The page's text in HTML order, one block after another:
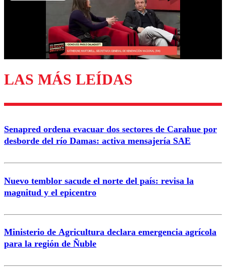
Enviar comentario
LAS MÁS LEÍDAS
Senapred ordena evacuar dos sectores de Carahue por
desborde del río Damas: activa mensajería SAE
Nuevo temblor sacude el norte del país: revisa la
magnitud y el epicentro
Ministerio de Agricultura declara emergencia agrícola
para la región de Ñuble